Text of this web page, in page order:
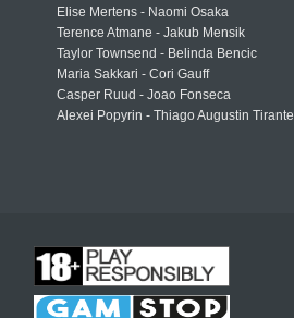
Elise Mertens - Naomi Osaka
Terence Atmane - Jakub Mensik
Taylor Townsend - Belinda Bencic
Maria Sakkari - Cori Gauff
Casper Ruud - Joao Fonseca
Alexei Popyrin - Thiago Augustin Tirante